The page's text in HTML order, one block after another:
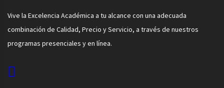
Vive la Excelencia Académica a tu alcance con una adecuada
combinación de Calidad, Precio y Servicio, a través de nuestros
programas presenciales y en línea.